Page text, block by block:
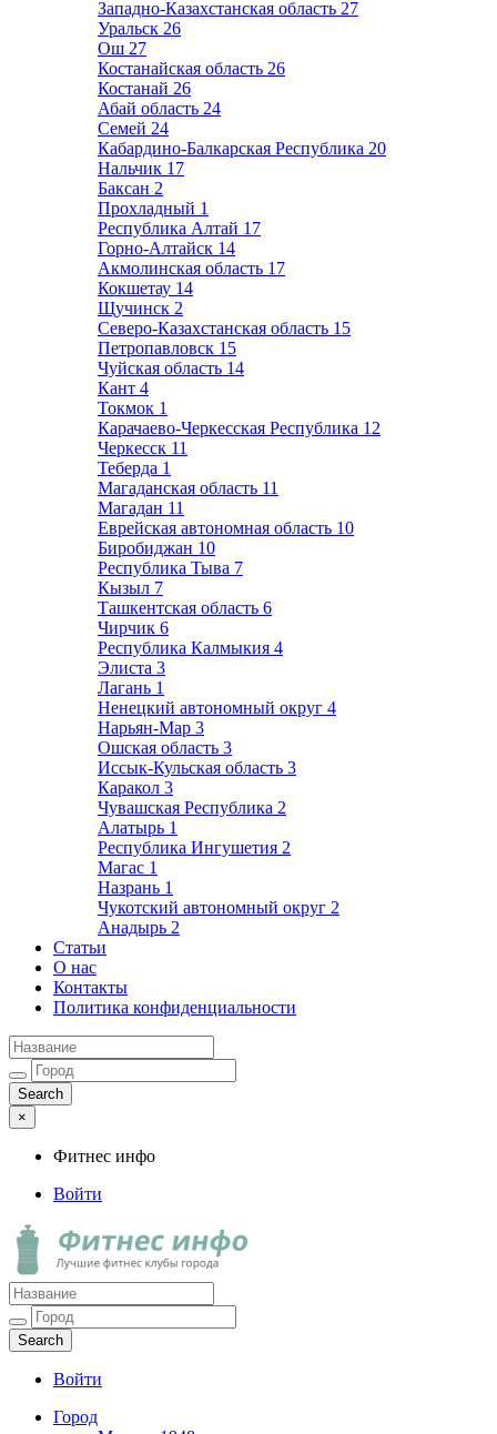
Западно-Казахстанская область 27
Уральск 26
Ош 27
Костанайская область 26
Костанай 26
Абай область 24
Семей 24
Кабардино-Балкарская Республика 20
Нальчик 17
Баксан 2
Прохладный 1
Республика Алтай 17
Горно-Алтайск 14
Акмолинская область 17
Кокшетау 14
Щучинск 2
Северо-Казахстанская область 15
Петропавловск 15
Чуйская область 14
Кант 4
Токмок 1
Карачаево-Черкесская Республика 12
Черкесск 11
Теберда 1
Магаданская область 11
Магадан 11
Еврейская автономная область 10
Биробиджан 10
Республика Тыва 7
Кызыл 7
Ташкентская область 6
Чирчик 6
Республика Калмыкия 4
Элиста 3
Лагань 1
Ненецкий автономный округ 4
Нарьян-Мар 3
Ошская область 3
Иссык-Кульская область 3
Каракол 3
Чувашская Республика 2
Алатырь 1
Республика Ингушетия 2
Магас 1
Назрань 1
Чукотский автономный округ 2
Анадырь 2
Статьи
О нас
Контакты
Политика конфиденциальности
×
Фитнес инфо
Войти
Фитнес инфо
Лучшие фитнес клубы города
Войти
Город